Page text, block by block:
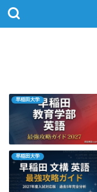
早稲田大学
早稲田大学